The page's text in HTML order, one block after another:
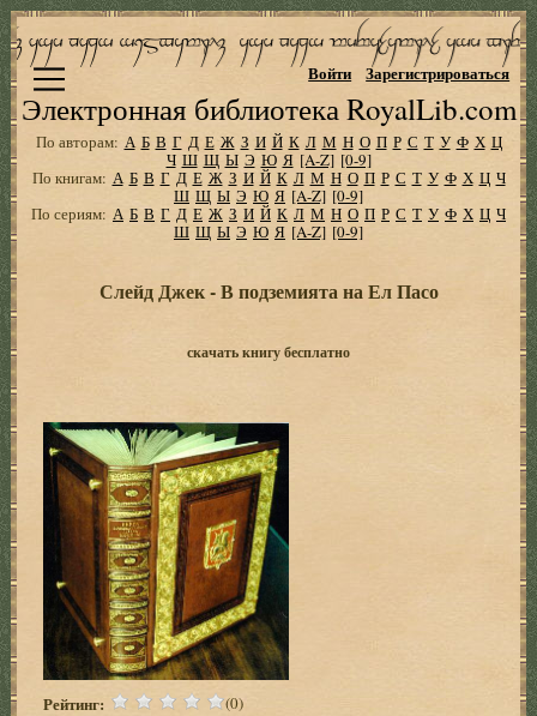
Электронная библиотека RoyalLib.com
Войти Зарегистрироваться
По авторам: А Б В Г Д Е Ж З И Й К Л М Н О П Р С Т У Ф Х Ц
Ч Ш Щ Ы Э Ю Я [A-Z] [0-9]
По книгам: А Б В Г Д Е Ж З И Й К Л М Н О П Р С Т У Ф Х Ц Ч
Ш Щ Ы Э Ю Я [A-Z] [0-9]
По сериям: А Б В Г Д Е Ж З И Й К Л М Н О П Р С Т У Ф Х Ц Ч
Ш Щ Ы Э Ю Я [A-Z] [0-9]
Слейд Джек - В подземията на Ел Пасо
скачать книгу бесплатно
Рейтинг: (0)